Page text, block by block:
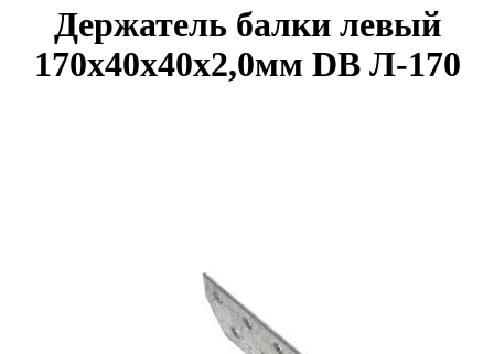
Держатель балки левый
170х40х40х2,0мм DB Л-170